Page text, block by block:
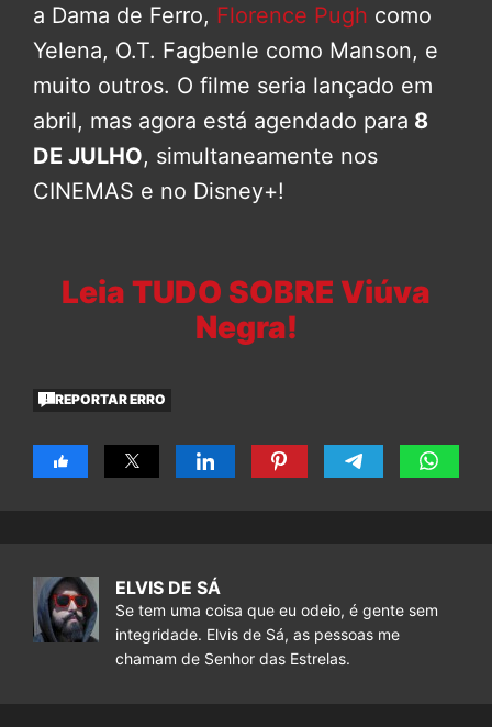
a Dama de Ferro, Florence Pugh como
Yelena, O.T. Fagbenle como Manson, e
muito outros. O filme seria lançado em
abril, mas agora está agendado para 8
DE JULHO, simultaneamente nos
CINEMAS e no Disney+!
Leia TUDO SOBRE Viúva
Negra!
REPORTAR ERRO
ELVIS DE SÁ
Se tem uma coisa que eu odeio, é gente sem
integridade. Elvis de Sá, as pessoas me
chamam de Senhor das Estrelas.